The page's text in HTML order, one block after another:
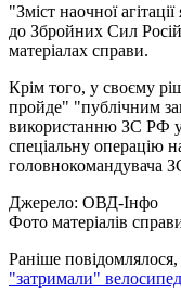
"Зміст наочної
до Збройних Сил
матеріалах справи.
Крім того, у своєму
пройде" "публічним
використанню ЗС РФ у
спеціальну операцію
головнокомандувача
Джерело: ОВД-Інфо
Фото матеріалів
Раніше
"затримали" велосипед